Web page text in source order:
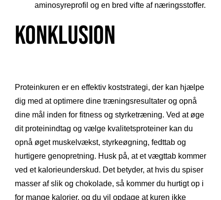
aminosyreprofil og en bred vifte af næringsstoffer.
Konklusion
Proteinkuren er en effektiv koststrategi, der kan hjælpe
dig med at optimere dine træningsresultater og opnå
dine mål inden for fitness og styrketræning. Ved at øge
dit proteinindtag og vælge kvalitetsproteiner kan du
opnå øget muskelvækst, styrkeøgning, fedttab og
hurtigere genopretning. Husk på, at et vægttab kommer
ved et kalorieunderskud. Det betyder, at hvis du spiser
masser af slik og chokolade, så kommer du hurtigt op i
for mange kalorier, og du vil opdage at kuren ikke